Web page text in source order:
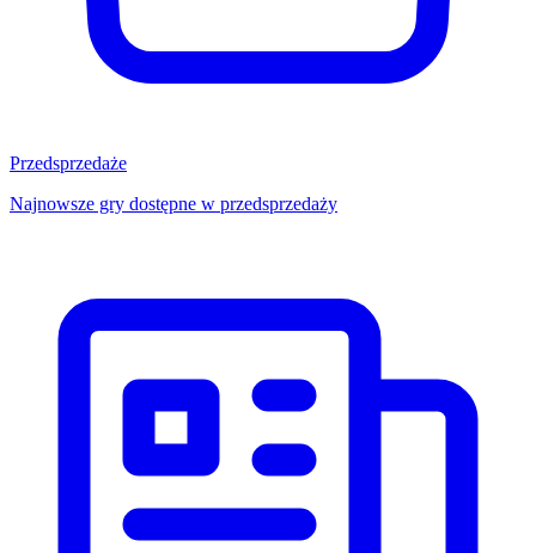
Przedsprzedaże
Najnowsze gry dostępne w przedsprzedaży